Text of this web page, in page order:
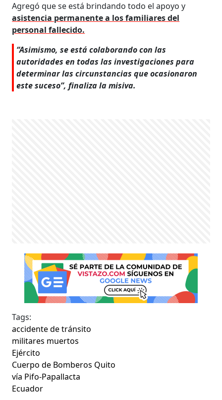
Agregó que se está brindando todo el apoyo y
asistencia permanente a los familiares del
personal fallecido.
“Asimismo, se está colaborando con las
autoridades en todas las investigaciones para
determinar las circunstancias que ocasionaron
este suceso”, finaliza la misiva.
Tags:
accidente de tránsito
militares muertos
Ejército
Cuerpo de Bomberos Quito
vía Pifo-Papallacta
Ecuador